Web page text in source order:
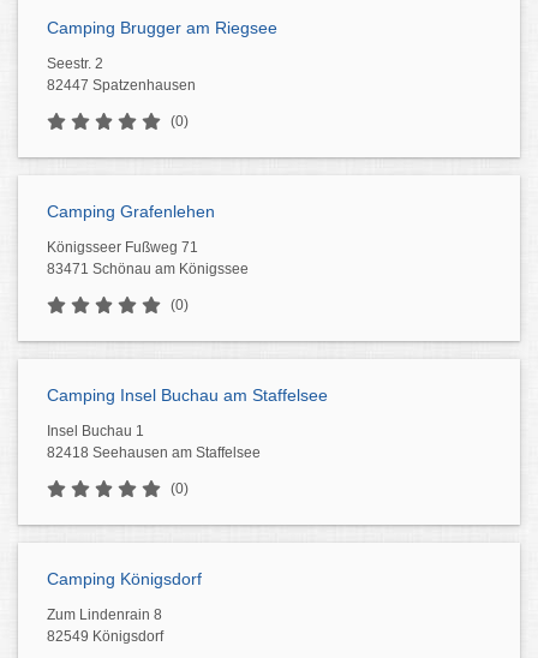
Camping Brugger am Riegsee
Seestr. 2
82447 Spatzenhausen
(0)
Camping Grafenlehen
Königsseer Fußweg 71
83471 Schönau am Königssee
(0)
Camping Insel Buchau am Staffelsee
Insel Buchau 1
82418 Seehausen am Staffelsee
(0)
Camping Königsdorf
Zum Lindenrain 8
82549 Königsdorf